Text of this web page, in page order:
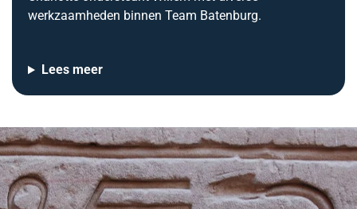
werkzaamheden binnen Team Batenburg.
Lees meer